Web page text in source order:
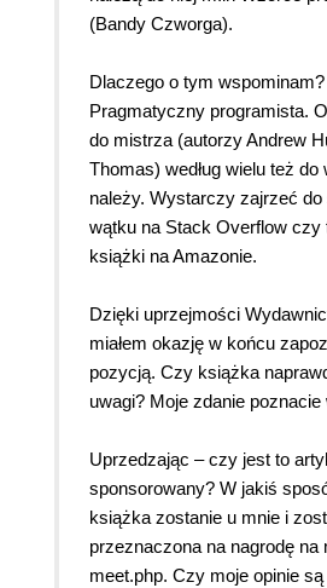
(Bandy Czworga).
Dlaczego o tym
Pragmatyczny programista.
do mistrza (autorzy Andrew
Thomas) według wielu też do
należy. Wystarczy zajrzeć
wątku na Stack Overflow czy
książki na Amazonie.
Dzięki uprzejmości
miałem okazję w końcu
pozycją. Czy książka
uwagi? Moje zdanie poznacie
Uprzedzając – czy jest to
sponsorowany? W jakiś
książka zostanie u mnie i
przeznaczona na nagrodę na
meet.php. Czy moje opinie są